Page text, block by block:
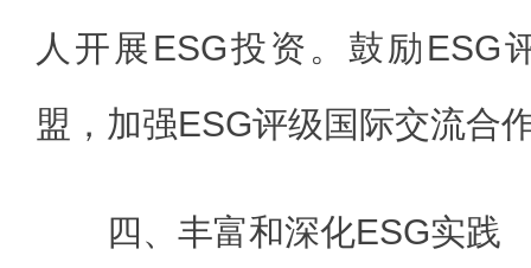
人开展ESG投资。鼓励ESG
盟，加强ESG评级国际交流合
四、丰富和深化ESG实践